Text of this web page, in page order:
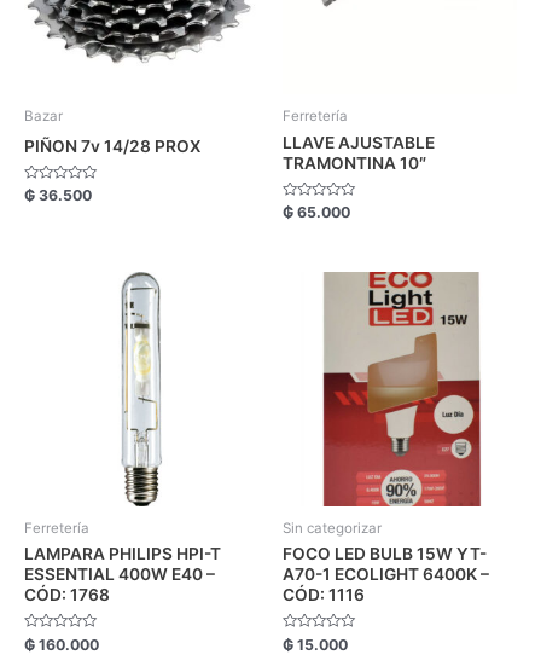
Bazar
PIÑON 7v 14/28 PROX
Valorado
con
₲ 36.500
Ferretería
LLAVE AJUSTABLE
TRAMONTINA 10″
Valorado
con
₲ 65.000
Ferretería
LAMPARA PHILIPS HPI-T
ESSENTIAL 400W E40 –
CÓD: 1768
Valorado
con
₲ 160.000
Sin categorizar
FOCO LED BULB 15W YT-
A70-1 ECOLIGHT 6400K –
CÓD: 1116
Valorado
con
₲ 15.000